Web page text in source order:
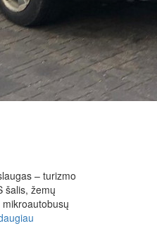
– turizmo
šalis, žemų